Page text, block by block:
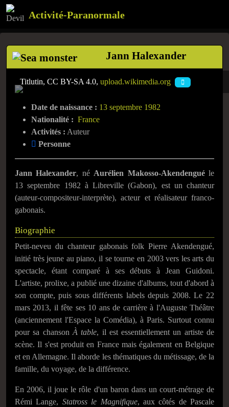
Activité-Paranormale
Jann Halexander
Titlutin, CC BY-SA 4.0, upload.wikimedia.org
Date de naissance : 13 septembre 1982
Nationalité : France
Activités : Auteur
Personne
Jann Halexander, né Aurélien Makosso-Akendenguéle
13 septembre 1982 à Libreville (Gabon), est un chanteur
(auteur-compositeur-interprète), acteur et réalisateur franco-
gabonais.
Biographie
Petit-neveu du chanteur gabonais folk Pierre Akendengué,
initié très jeune au piano, il se tourne en 2003 vers les arts du
spectacle, étant comparé à ses débuts à Jean Guidoni.
L'artiste, prolixe, a publié une dizaine d'albums, tout d'abord à
son compte, puis sous différents labels depuis 2008. Le 22
mars 2013, il fête ses 10 ans de carrière à l'Auguste Théâtre
(anciennement l'Espace la Comédia), à Paris. Surtout connu
pour sa chanson À table, il est essentiellement un artiste de
scène. Il s'est produit en France mais également en Belgique
et en Allemagne. Il aborde les thématiques du métissage, de la
famille, du voyage, de la différence.
En 2006, il joue le rôle d'un baron dans un court-métrage de
Rémi Lange, Statross le Magnifique, aux côtés de Pascale